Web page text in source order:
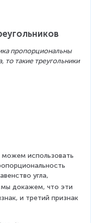
пропорциональны
то такие треугольники
использовать
угла,
мы докажем, что эти
и третий признак